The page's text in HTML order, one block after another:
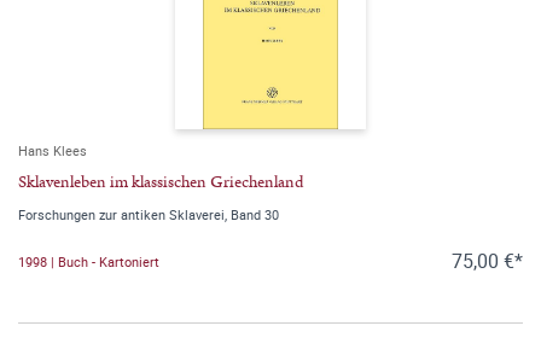
Hans Klees
Sklavenleben im klassischen Griechenland
Forschungen zur antiken Sklaverei, Band 30
1998 | Buch - Kartoniert 75,00 €*